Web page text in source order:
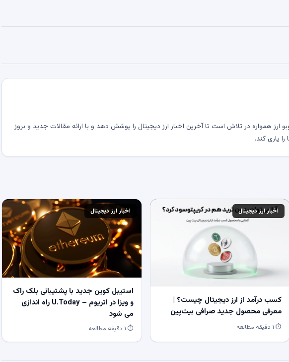
همواره در تلاش است تا آخرین اخبار ارز دیجیتال را پوشش دهد و با ارائه مقالات جدید و بروز
یاری کند.
اخبار ارز دیجیتال
کسب درآمد از ارز دیجیتال چیست؟ |
معرفی محصول جدید صرافی بیت‌پین
⏱ ۱ دقیقه مطالعه
اخبار ارز دیجیتال
استیبل کوین جدید با پشتیبانی بلک راک
و ویزا در اتریوم – U.Today راه اندازی
می شود
⏱ ۱ دقیقه مطالعه